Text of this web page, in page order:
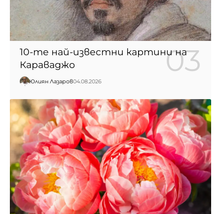
10-те най-известни картини на
Караваджо
Юлиян Лазаров04.08.2026